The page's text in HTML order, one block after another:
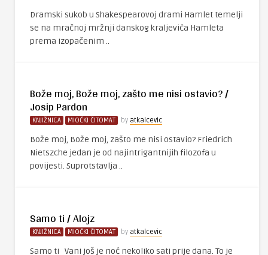
Dramski sukob u Shakespearovoj drami Hamlet temelji
se na mračnoj mržnji danskog kraljevića Hamleta
prema izopačenim ..
Bože moj, Bože moj, zašto me nisi ostavio? /
Josip Pardon
KNJIŽNICA MIOČKI ČITOMAT by atkalcevic
Bože moj, Bože moj, zašto me nisi ostavio? Friedrich
Nietszche jedan je od najintrigantnijih filozofa u
povijesti. Suprotstavlja ..
Samo ti / Alojz
KNJIŽNICA MIOČKI ČITOMAT by atkalcevic
Samo ti Vani još je noć nekoliko sati prije dana. To je